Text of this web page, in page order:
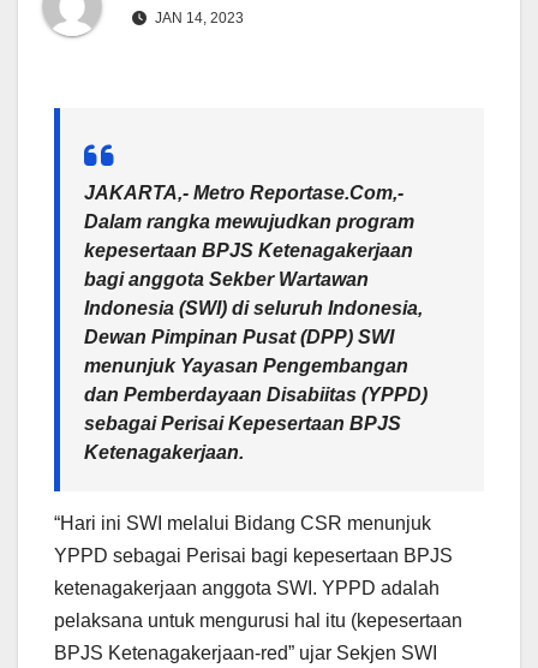
JAN 14, 2023
JAKARTA,- Metro Reportase.Com,-
Dalam rangka mewujudkan program
kepesertaan BPJS Ketenagakerjaan
bagi anggota Sekber Wartawan
Indonesia (SWI) di seluruh Indonesia,
Dewan Pimpinan Pusat (DPP) SWI
menunjuk Yayasan Pengembangan
dan Pemberdayaan Disabiitas (YPPD)
sebagai Perisai Kepesertaan BPJS
Ketenagakerjaan.
“Hari ini SWI melalui Bidang CSR menunjuk
YPPD sebagai Perisai bagi kepesertaan BPJS
ketenagakerjaan anggota SWI. YPPD adalah
pelaksana untuk mengurusi hal itu (kepesertaan
BPJS Ketenagakerjaan-red” ujar Sekjen SWI